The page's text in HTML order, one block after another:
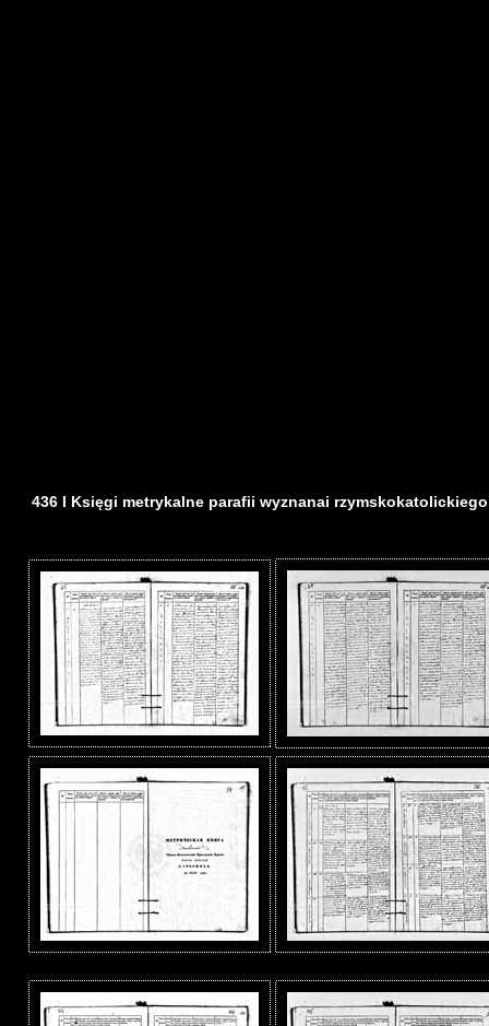
436 I Księgi metrykalne parafii wyznanai